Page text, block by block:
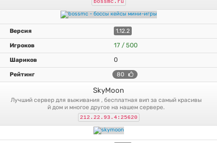
bossmc.ru
1.12.2
17 / 500
0
80
SkyMoon
лучший сервер для выживания , бесплатная вип за самый красивы
й дом и многое другое на нашем сервере.
212.22.93.4:25620